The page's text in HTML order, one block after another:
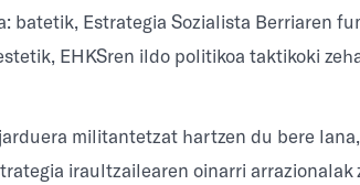
batetik, Estrategia Sozialista Berriaren
EHKSren ildo politikoa taktikoki
militantetzat hartzen du bere
iraultzailearen oinarri arrazionalak